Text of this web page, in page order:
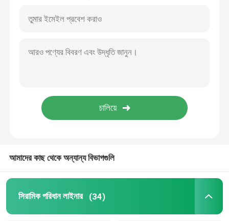
পরিবাহক প্রভাব বিছানা
পলিউরেথেন শীট
সিরামিক পরিধান টাইলস
আমাদের কাছ থেকে অন্যান্য বিভাগগুলি
সিরামিক পরিধান লাইনার (34)